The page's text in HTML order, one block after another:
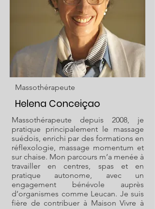
Massothérapeute
Helena Conceiçao
Massothérapeute depuis 2008, je
pratique principalement le massage
suédois, enrichi par des formations en
réflexologie, massage momentum et
sur chaise. Mon parcours m’a menée à
travailler en centres, spas et en
pratique autonome, avec un
engagement bénévole auprès
d’organismes comme Leucan. Je suis
fière de contribuer à Maison Vivre à